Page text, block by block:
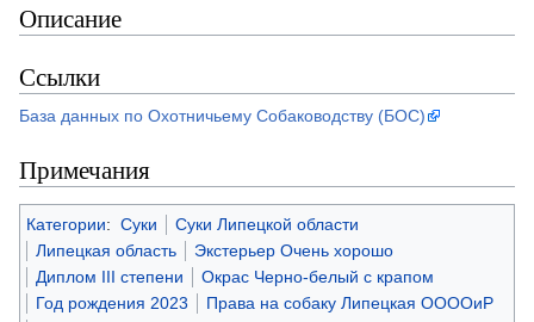
Описание
Ссылки
База данных по Охотничьему Собаководству (БОС)
Примечания
Категории: Суки
Суки Липецкой области
Липецкая область
Экстерьер Очень хорошо
Диплом III степени
Окрас Черно-белый с крапом
Год рождения 2023
Права на собаку Липецкая ООООиР